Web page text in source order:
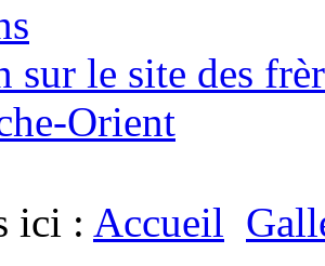
sur le site des
Orient
ici : Accueil